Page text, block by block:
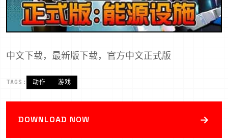
中文下载，最新版下载，官方中文正式版
TAGS: 动作 游戏
DOWNLOAD NOW →